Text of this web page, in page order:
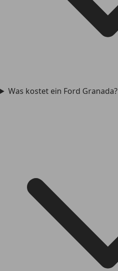
Was kostet ein Ford Granada?